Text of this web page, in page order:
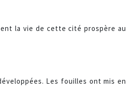
la vie de cette cité prospère au
Les fouilles ont mis en